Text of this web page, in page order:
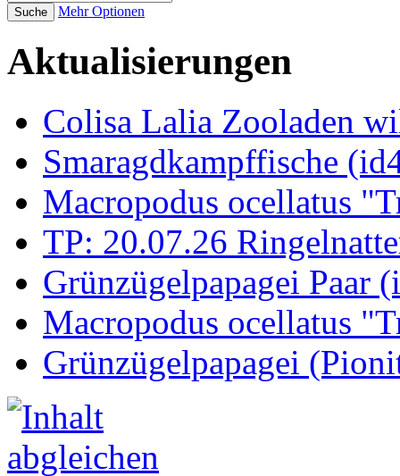
Mehr Optionen
Aktualisierungen
Colisa Lalia Zooladen
Smaragdkampffische
Macropodus ocellatus
TP: 20.07.26
Grünzügelpapagei Paar
Macropodus ocellatus
Grünzügelpapagei